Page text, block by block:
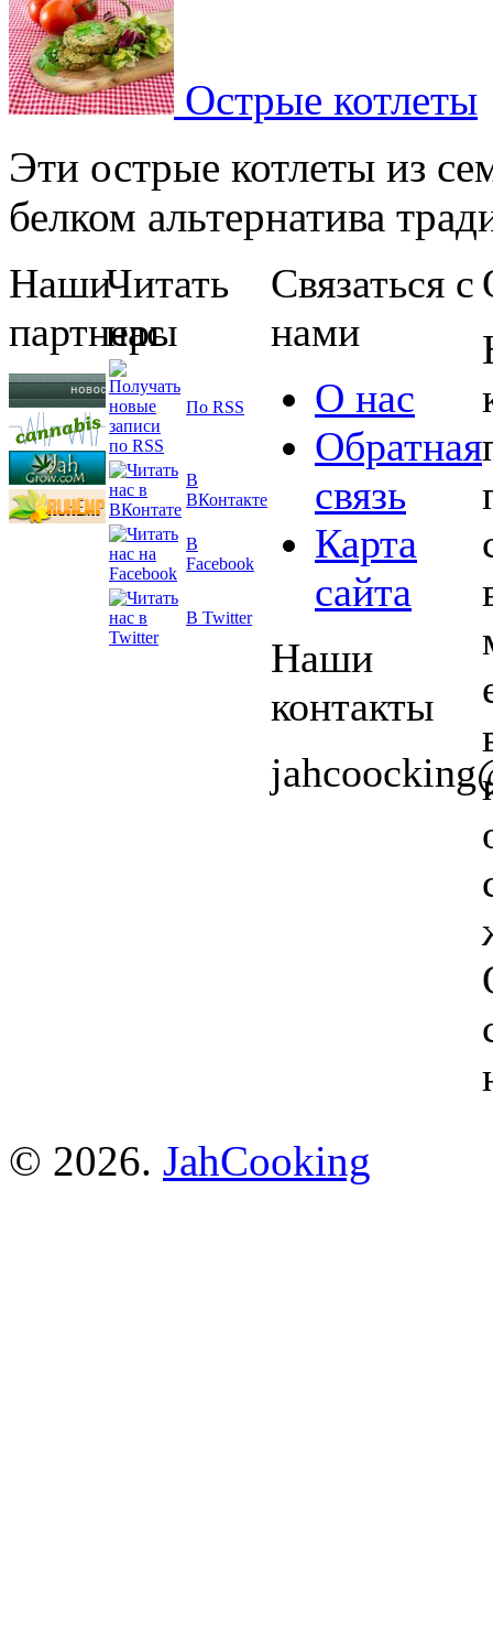
Острые котлеты
Эти острые котлеты из
белком альтернатива
Наши
партнеры
Читать
нас
По RSS
В
ВКонтакте
В
Facebook
В Twitter
Связаться с
нами
О нас
Обратная
связь
Карта
сайта
Наши
контакты
© 2026. JahCooking